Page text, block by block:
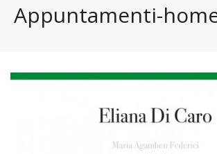
Appuntamenti-